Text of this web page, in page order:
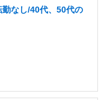
なし/40代、50代の